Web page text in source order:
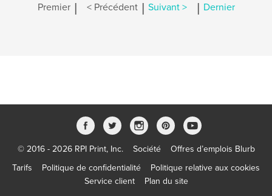
Premier | < Précédent | Suivant > | Dernier
© 2016 - 2026 RPI Print, Inc. Société
Offres d’emplois Blurb
Tarifs
Politique de confidentialité
Politique relative aux cookies
Service client
Plan du site